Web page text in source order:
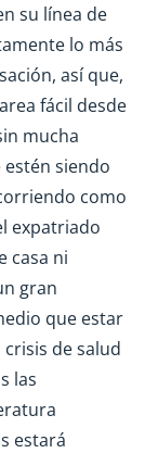
su línea de
lo más
así que,
fácil desde
mucha
siendo
como
expatriado
casa ni
gran
que estar
de salud
las
estará